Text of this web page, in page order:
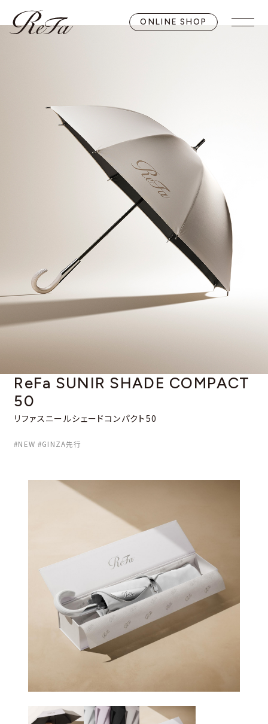
ONLINE SHOP
#NEW #GINZA先行
ReFa SUNIR SHADE COMPACT
50
リファスニールシェードコンパクト50